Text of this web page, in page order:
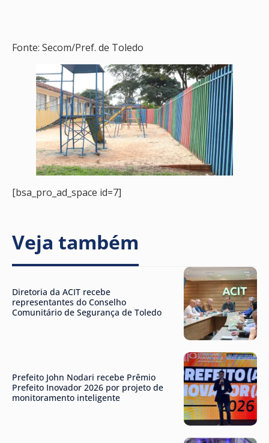
Fonte: Secom/Pref. de Toledo
[bsa_pro_ad_space id=7]
Veja também
Diretoria da ACIT recebe
representantes do Conselho
Comunitário de Segurança de Toledo
Prefeito John Nodari recebe Prêmio
Prefeito Inovador 2026 por projeto de
monitoramento inteligente